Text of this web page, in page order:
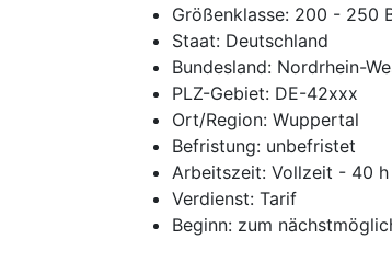
Größenklasse: 200 - 250
Staat: Deutschland
Bundesland: Nordrhein-
PLZ-Gebiet: DE-42xxx
Ort/Region: Wuppertal
Befristung: unbefristet
Arbeitszeit: Vollzeit - 40
Verdienst: Tarif
Beginn: zum